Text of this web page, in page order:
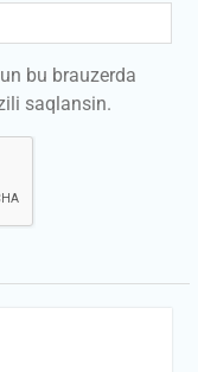
bu brauzerda
saqlansin.